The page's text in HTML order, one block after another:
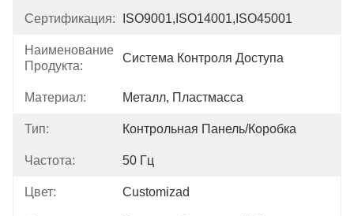
Сертификация: ISO9001,ISO14001,ISO45001
Наименование
Продукта:
Система Контроля Доступа
Материал: Металл, Пластмасса
Тип: Контрольная Панель/коробка
Частота: 50 Гц
Цвет: Customizad